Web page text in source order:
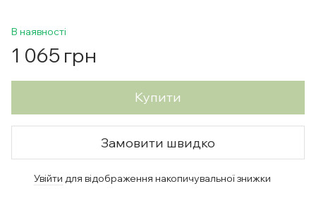
В наявності
1 065 грн
Купити
Замовити швидко
Увійти для відображення накопичувальної знижки